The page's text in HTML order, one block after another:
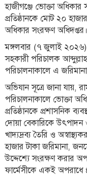
সম্পাদকীয়
কৃষি
প্রকৃতি
অপরাধ
চাঁদপুর
জেলার
খবর
প্রবাস
তথ্য-
প্রযুক্তি
হাজীগঞ্জে ভোক্তা
প্রতিষ্ঠানকে মোট ২০
অধিকার সংরক্ষণ অধিদপ্তর।
মঙ্গলবার (৭ জুলাই ২০২৬)
সহকারী পরিচালক
পরিচালনাকালে এ
অভিযান সূত্রে জানা যায়,
পরিচালনাকালে ভোক্তা
প্রতিষ্ঠানকে প্রশাসনিক
দোয়া বেকারিকে উৎপাদন
খাদ্যদ্রব্য তৈরি ও
হাজার টাকা জরিমানা,
উদ্দেশ্যে সংরক্ষণ করার
ফার্মেসীকে একই অপরাধে